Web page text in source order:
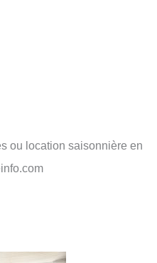
ou location saisonnière en